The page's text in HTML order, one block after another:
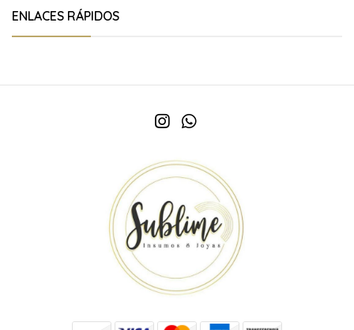
ENLACES RÁPIDOS